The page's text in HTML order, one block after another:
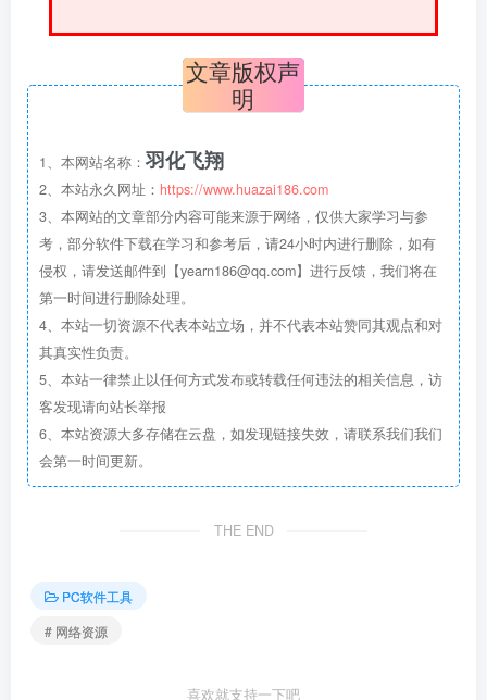
文章版权声
明
1、本网站名称： 羽化飞翔
2、本站永久网址： https://www.huazai186.com
3、本网站的文章部分内容可能来源于网络，仅供大家学习与参
考，部分软件下载在学习和参考后，请24小时内进行删除，如有
侵权，请发送邮件到【yearn186@qq.com】进行反馈，我们将在
第一时间进行删除处理。
4、本站一切资源不代表本站立场，并不代表本站赞同其观点和对
其真实性负责。
5、本站一律禁止以任何方式发布或转载任何违法的相关信息，访
客发现请向站长举报
6、本站资源大多存储在云盘，如发现链接失效，请联系我们我们
会第一时间更新。
THE END
PC软件工具
# 网络资源
喜欢就支持一下吧